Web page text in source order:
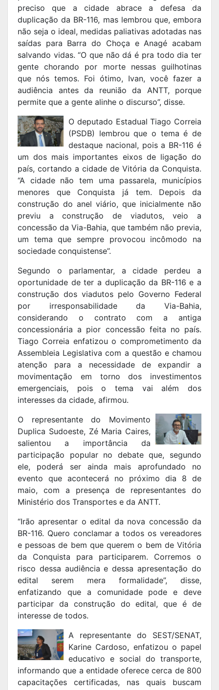
preciso que a cidade abrace a defesa da
duplicação da BR-116, mas lembrou que, embora
não seja o ideal, medidas paliativas adotadas nas
saídas para Barra do Choça e Anagé acabam
salvando vidas. “O que não dá é pra todo dia ter
gente chorando por morte nessas guilhotinas
que nós temos. Foi ótimo, Ivan, você fazer a
audiência antes da reunião da ANTT, porque
permite que a gente alinhe o discurso”, disse.
O deputado Estadual Tiago Correia
(PSDB) lembrou que o tema é de
destaque nacional, pois a BR-116 é
um dos mais importantes eixos de ligação do
país, cortando a cidade de Vitória da Conquista.
“A cidade não tem uma passarela, municípios
menores que Conquista já tem. Depois da
construção do anel viário, que inicialmente não
previu a construção de viadutos, veio a
concessão da Via-Bahia, que também não previa,
um tema que sempre provocou incômodo na
sociedade conquistense”.
Segundo o parlamentar, a cidade perdeu a
oportunidade de ter a duplicação da BR-116 e a
construção dos viadutos pelo Governo Federal
por irresponsabilidade da Via-Bahia,
considerando o contrato com a antiga
concessionária a pior concessão feita no país.
Tiago Correia enfatizou o comprometimento da
Assembleia Legislativa com a questão e chamou
atenção para a necessidade de expandir a
movimentação em torno dos investimentos
emergenciais, pois o tema vai além dos
interesses da cidade, afirmou.
O representante do Movimento
Duplica Sudoeste, Zé Maria Caires,
salientou a importância da
participação popular no debate que, segundo
ele, poderá ser ainda mais aprofundado no
evento que acontecerá no próximo dia 8 de
maio, com a presença de representantes do
Ministério dos Transportes e da ANTT.
“Irão apresentar o edital da nova concessão da
BR-116. Quero conclamar a todos os vereadores
e pessoas de bem que querem o bem de Vitória
da Conquista para participarem. Corremos o
risco dessa audiência e dessa apresentação do
edital serem mera formalidade”, disse,
enfatizando que a comunidade pode e deve
participar da construção do edital, que é de
interesse de todos.
A representante do SEST/SENAT,
Karine Cardoso, enfatizou o papel
educativo e social do transporte,
informando que a entidade oferece cerca de 800
capacitações certificadas, nas quais buscam